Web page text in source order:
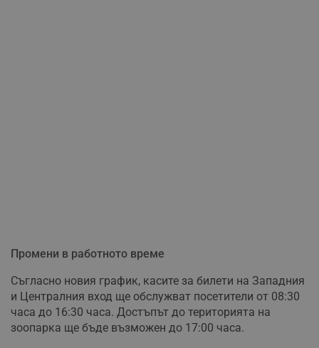
Промени в работното време
Съгласно новия график, касите за билети на Западния
и Централния вход ще обслужват посетители от 08:30
часа до 16:30 часа. Достъпът до територията на
зоопарка ще бъде възможен до 17:00 часа.